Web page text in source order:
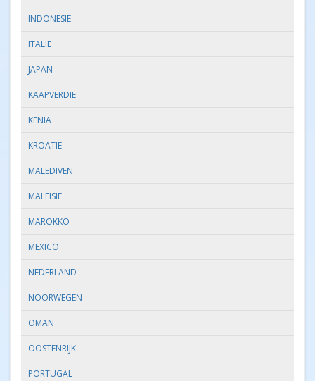
INDONESIE
ITALIE
JAPAN
KAAPVERDIE
KENIA
KROATIE
MALEDIVEN
MALEISIE
MAROKKO
MEXICO
NEDERLAND
NOORWEGEN
OMAN
OOSTENRIJK
PORTUGAL